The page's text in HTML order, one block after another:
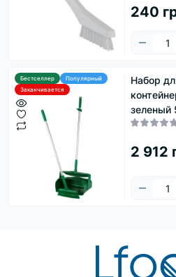
240
Бестселлер
Популярный
Заканчивается
Набор
зеленый
2 912